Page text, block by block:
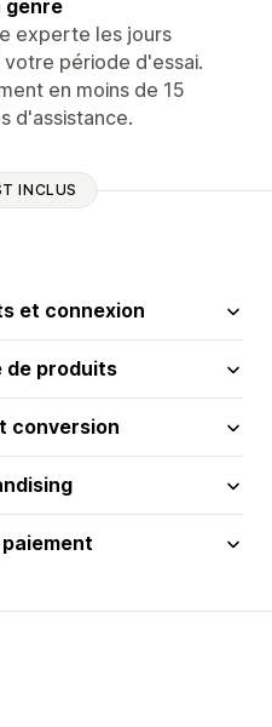
genre
experte les jours
période d'essai.
en moins de 15
d'assistance.
INCLUS
et connexion
de produits
conversion